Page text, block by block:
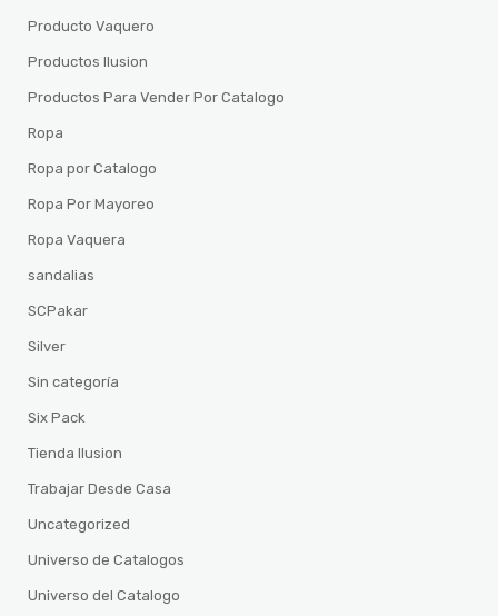
Producto Vaquero
Productos Ilusion
Productos Para Vender Por Catalogo
Ropa
Ropa por Catalogo
Ropa Por Mayoreo
Ropa Vaquera
sandalias
SCPakar
Silver
Sin categoría
Six Pack
Tienda Ilusion
Trabajar Desde Casa
Uncategorized
Universo de Catalogos
Universo del Catalogo